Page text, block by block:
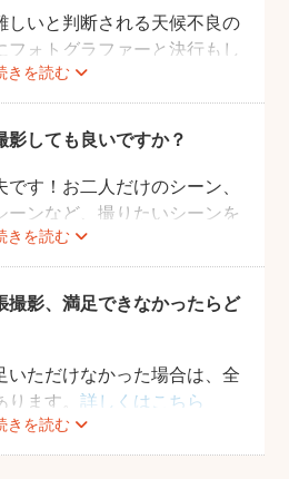
きを読む
しいと判断される天候不良の
フォトグラファーと決行もし
ご相談ください。
こちらをご参照ください。
影しても良いですか？
きを読む
です！お二人だけのシーン、
ーンなど、撮りたいシーンを
ーさんに相談してみてくださ
撮影、満足できなかったらど
きを読む
いただけなかった場合は、全
ります。詳しくはこちら